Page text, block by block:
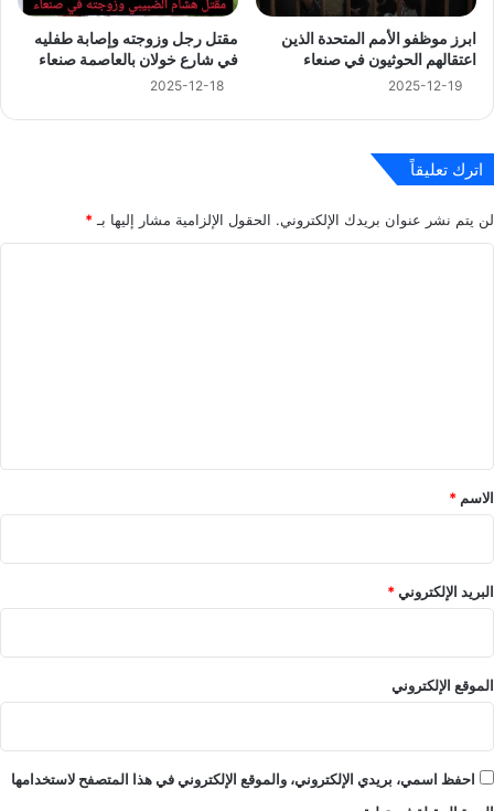
ابرز موظفو الأمم المتحدة الذين
اعتقالهم الحوثيون في صنعاء
2025-12-19
مقتل رجل وزوجته وإصابة طفليه
في شارع خولان بالعاصمة صنعاء
2025-12-18
اترك تعليقاً
لن يتم نشر عنوان بريدك الإلكتروني. الحقول الإلزامية مشار إليها بـ *
*
الاسم *
البريد الإلكتروني*
الموقع الإلكتروني
احفظ اسمي، بريدي الإلكتروني، والموقع الإلكتروني في هذا المتصفح لاستخدامها